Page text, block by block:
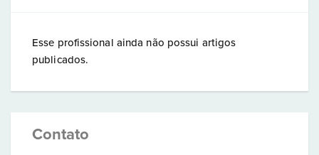
Esse profissional ainda não possui artigos
publicados.
Contato